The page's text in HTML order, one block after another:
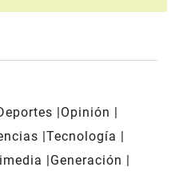
Opinión
Tecnología
Generación